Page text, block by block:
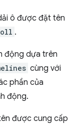
ô được đặt tên
.
động dựa trên
cùng với
phần của
động.
được cung cấp